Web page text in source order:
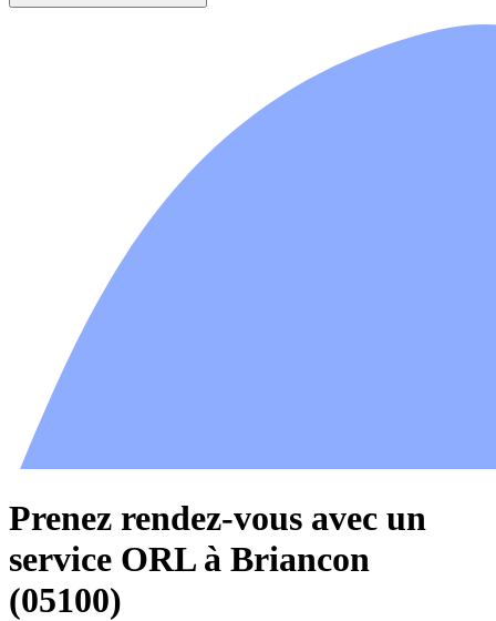
Prenez rendez-vous avec un
service ORL à Briancon
(05100)